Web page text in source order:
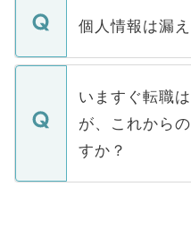
■応募殺到を避
関を公にしてし
に、医療機関が
みを人材紹介会
ています。
ん。また、仮に
定を承諾する必
の辞退の連絡は
個人情報は漏
個人情報が漏え
で、ご安心くだ
などで収集した
ご本人のキャリ
支援を目的に使
ているすべての
いますぐ転職
が、これから
すか？